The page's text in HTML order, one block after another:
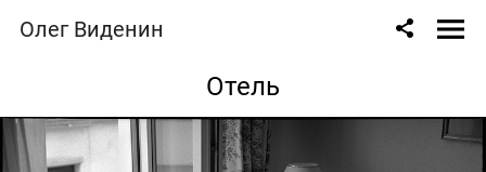
Олег Виденин
Отель